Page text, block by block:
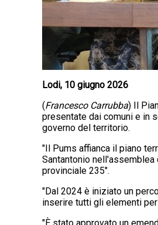
Lodi, 10 giugno 2026
(Francesco Carrubba) Il
presentate dai comuni e in
governo del territorio.
"Il Pums affianca il piano
Santantonio
provinciale 235".
"Dal 2024 è iniziato un
inserire tutti gli elementi